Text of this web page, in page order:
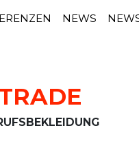
NEWS